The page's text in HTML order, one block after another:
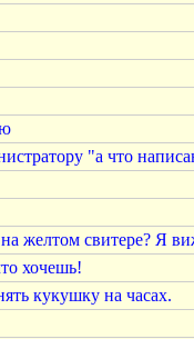
"а что
желтом свитере? Я
хочешь!
кукушку на часах.